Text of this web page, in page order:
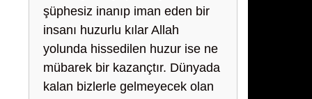
şüphesiz inanıp iman eden bir
insanı huzurlu kılar Allah
yolunda hissedilen huzur ise ne
mübarek bir kazançtır. Dünyada
kalan bizlerle gelmeyecek olan